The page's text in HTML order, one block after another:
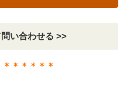
い合わせる >>
＊＊＊＊＊